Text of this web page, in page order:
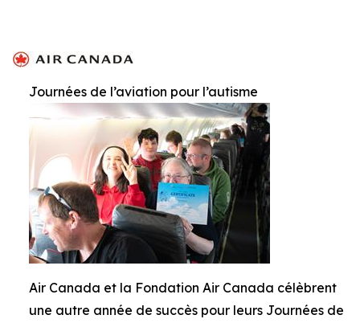
Journées de l’aviation pour l’autisme
Air Canada et la Fondation Air Canada célèbrent
une autre année de succès pour leurs Journées de